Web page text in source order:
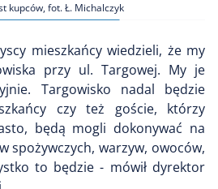
kupców, fot. Ł. Michalczyk
mieszkańcy wiedzieli, że my
przy ul. Targowej. My je
Targowisko nadal będzie
czy też goście, którzy
będą mogli dokonywać na
spożywczych, warzyw, owoców,
to będzie - mówił dyrektor